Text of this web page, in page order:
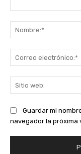
Guardar mi
navegador la próxima